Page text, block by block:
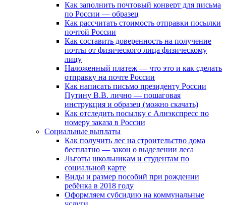
Как заполнить почтовый конверт для письма
по России — образец
Как рассчитать стоимость отправки посылки
почтой России
Как составить доверенность на получение
почты от физического лица физическому
лицу
Наложенный платеж — что это и как сделать
отправку на почте России
Как написать письмо президенту России
Путину В.В. лично — пошаговая
инструкция и образец (можно скачать)
Как отследить посылку с Алиэкспресс по
номеру заказа в России
Социальные выплаты
Как получить лес на строительство дома
бесплатно — закон о выделении леса
Льготы школьникам и студентам по
социальной карте
Виды и размер пособий при рождении
ребёнка в 2018 году
Оформляем субсидию на коммунальные